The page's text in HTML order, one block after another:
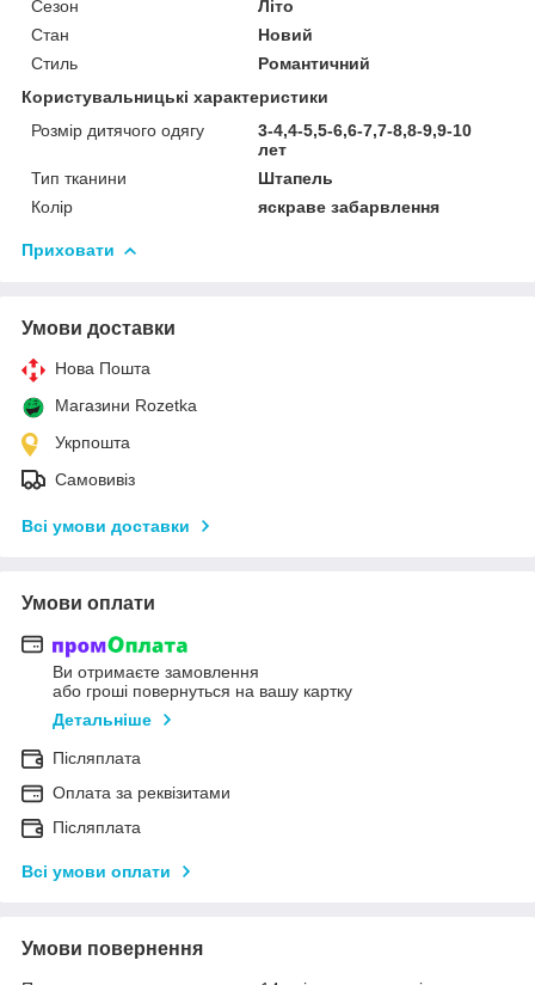
Сезон
Літо
Стан
Новий
Стиль
Романтичний
Користувальницькі характеристики
Розмір дитячого одягу
3-4,4-5,5-6,6-7,7-8,8-9,9-10
лет
Тип тканини
Штапель
Колір
яскраве забарвлення
Приховати
Умови доставки
Нова Пошта
Магазини Rozetka
Укрпошта
Самовивіз
Всі умови доставки
Умови оплати
Ви отримаєте замовлення
або гроші повернуться на вашу картку
Детальніше
Післяплата
Оплата за реквізитами
Післяплата
Всі умови оплати
Умови повернення